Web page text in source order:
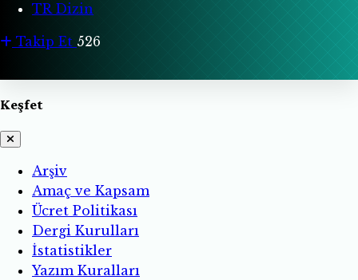
TR Dizin
Takip Et 526
Keşfet
Arşiv
Amaç ve Kapsam
Ücret Politikası
Dergi Kurulları
İstatistikler
Yazım Kuralları